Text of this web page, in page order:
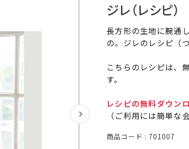
ジレ（レシピ）
長方形の生地に腕通
の。ジレのレシピ（
こちらのレシピは、
す。
レシピの無料ダウン
（ご利用には簡単な
商品コード 701007